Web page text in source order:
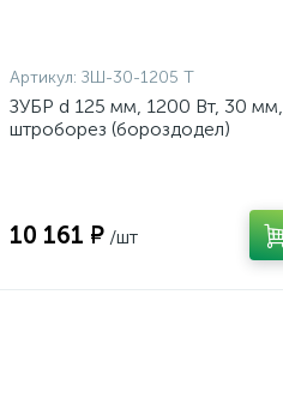
Артикул: ЗШ-30-1205 Т
ЗУБР d 125 мм, 1200 Вт, 30 мм,
штроборез (бороздодел)
10 161 ₽ /шт